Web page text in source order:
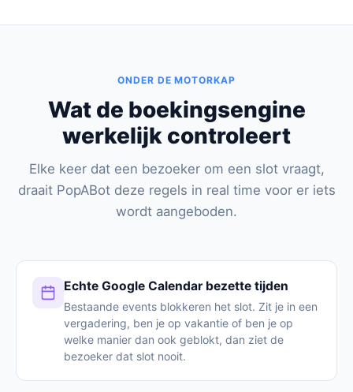
ONDER DE MOTORKAP
Wat de boekingsengine
werkelijk controleert
Elke keer dat een bezoeker om een slot vraagt,
draait PopABot deze regels in real time voor er iets
wordt aangeboden.
Echte Google Calendar bezette tijden
Bestaande events blokkeren het slot. Zit je in een
vergadering, ben je op vakantie of ben je op
welke manier dan ook geblokt, dan ziet de
bezoeker dat slot nooit.